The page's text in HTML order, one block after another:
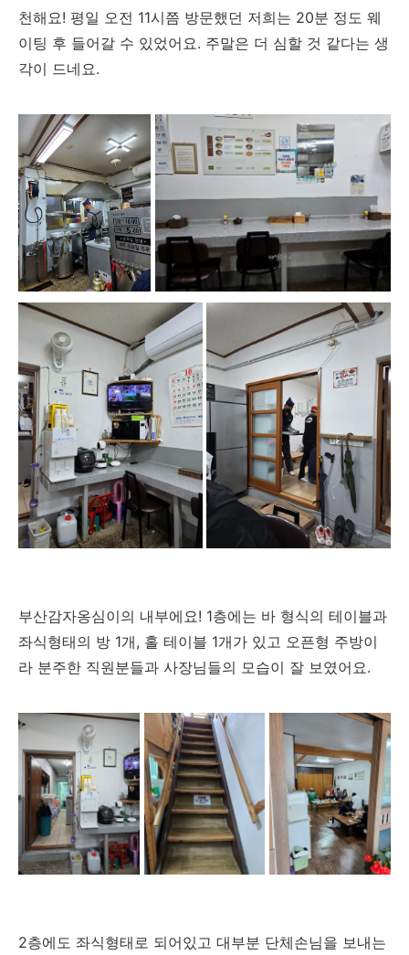
천해요! 평일 오전 11시쯤 방문했던 저희는 20분 정도 웨
이팅 후 들어갈 수 있었어요. 주말은 더 심할 것 같다는 생
각이 드네요.
부산감자옹심이의 내부에요! 1층에는 바 형식의 테이블과
좌식형태의 방 1개, 홀 테이블 1개가 있고 오픈형 주방이
라 분주한 직원분들과 사장님들의 모습이 잘 보였어요.
2층에도 좌식형태로 되어있고 대부분 단체손님을 보내는